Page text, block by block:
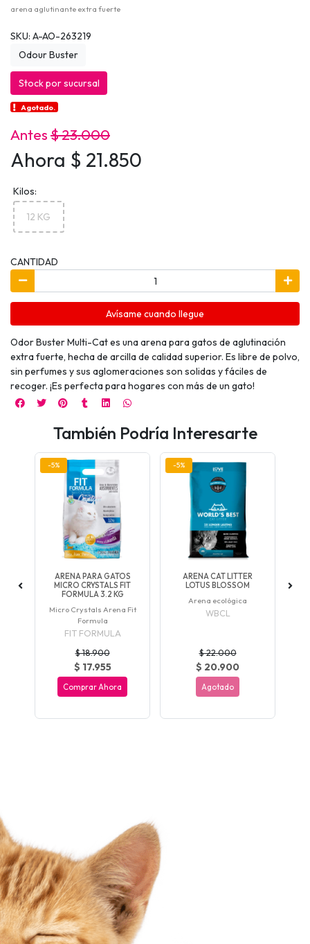
arena aglutinante extra fuerte
SKU: A-AO-263219
Odour Buster
Stock por sucursal
Agotado.
Antes$ 23.000
Ahora $ 21.850
Kilos:
12 KG
CANTIDAD
Avísame cuando llegue
Odor Buster Multi-Cat es una arena para gatos de aglutinación
extra fuerte, hecha de arcilla de calidad superior. Es libre de polvo,
sin perfumes y sus aglomeraciones son solidas y fáciles de
recoger. ¡Es perfecta para hogares con más de un gato!
También Podría Interesarte
-5%
ARENA PARA GATOS
MICRO CRYSTALS FIT
FORMULA 3.2 KG
Micro Crystals Arena Fit
Formula
FIT FORMULA
$ 18.900
$ 17.955
Comprar Ahora
-5%
ARENA CAT LITTER
LOTUS BLOSSOM
Arena ecológica
WBCL
$ 22.000
$ 20.900
Agotado